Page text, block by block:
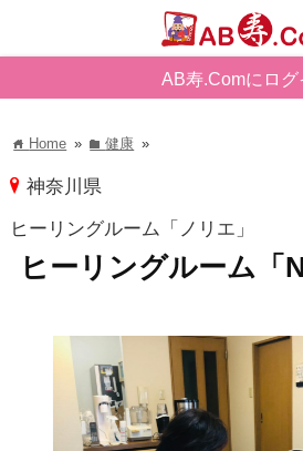
AB寿.Comにログ
home Home » folder健康 »
pin神奈川県
ヒーリングルーム「ノリエ」
ヒーリングルーム「